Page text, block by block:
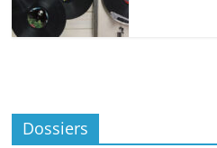
Dossiers